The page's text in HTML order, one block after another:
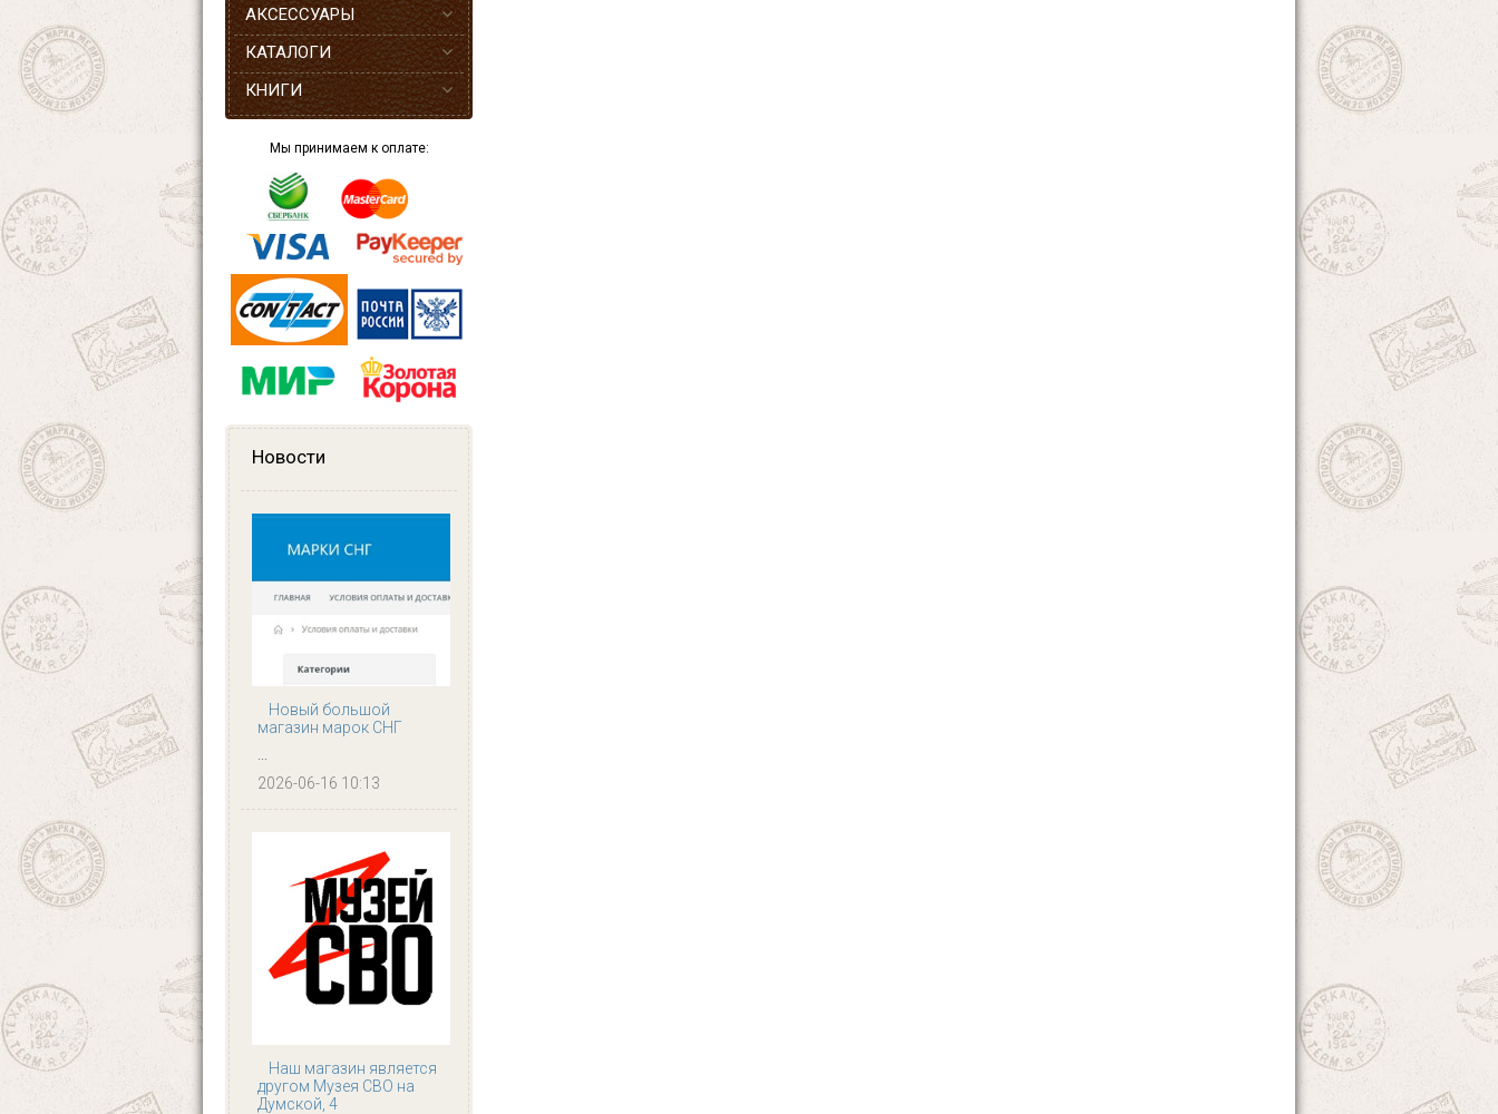
АКСЕССУАРЫ
КАТАЛОГИ
КНИГИ
Мы принимаем к оплате:
Новости
Новый большой
магазин марок СНГ
...
2026-06-16 10:13
Наш магазин является
другом Музея СВО на
Думской, 4